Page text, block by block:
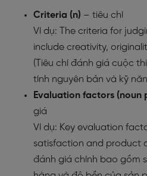
Criteria (n) – tiêu chí
Ví dụ: The criteria for
include creativity,
(Tiêu chí đánh giá cuộc
tính nguyên bản và kỹ
Evaluation factors (noun
giá
Ví dụ: Key evaluation
satisfaction and product
đánh giá chính bao gồm